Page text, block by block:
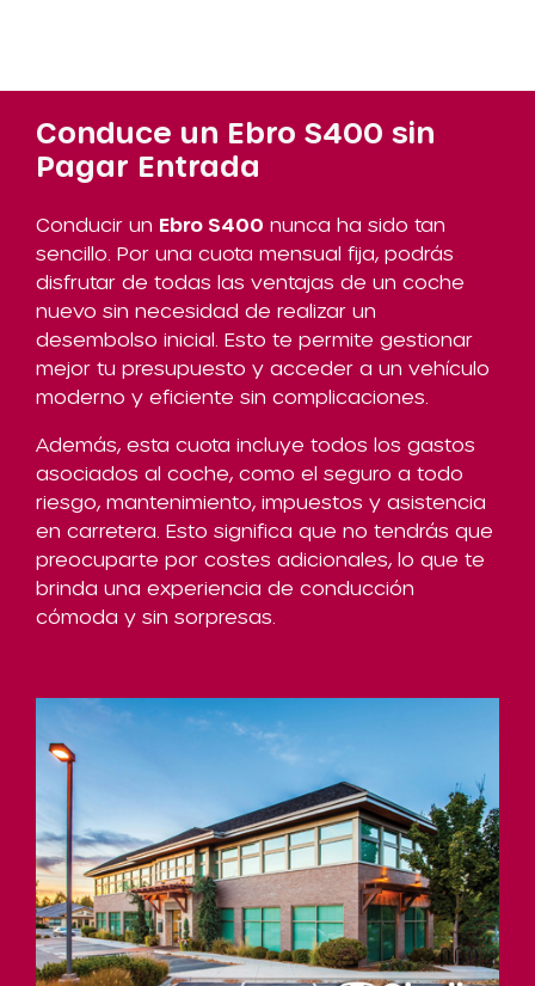
Conduce un Ebro S400 sin
Pagar Entrada
Conducir un Ebro S400 nunca ha sido tan
sencillo. Por una cuota mensual fija, podrás
disfrutar de todas las ventajas de un coche
nuevo sin necesidad de realizar un
desembolso inicial. Esto te permite gestionar
mejor tu presupuesto y acceder a un vehículo
moderno y eficiente sin complicaciones.
Además, esta cuota incluye todos los gastos
asociados al coche, como el seguro a todo
riesgo, mantenimiento, impuestos y asistencia
en carretera. Esto significa que no tendrás que
preocuparte por costes adicionales, lo que te
brinda una experiencia de conducción
cómoda y sin sorpresas.